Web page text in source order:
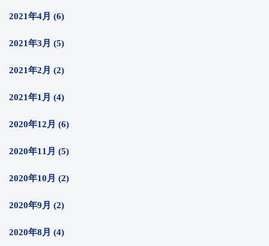
2021年4月 (6)
2021年3月 (5)
2021年2月 (2)
2021年1月 (4)
2020年12月 (6)
2020年11月 (5)
2020年10月 (2)
2020年9月 (2)
2020年8月 (4)